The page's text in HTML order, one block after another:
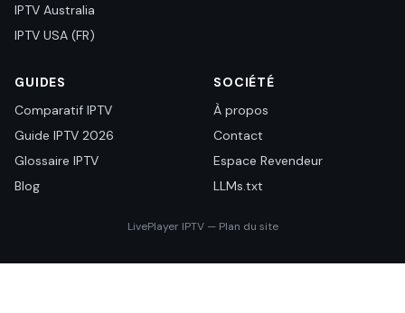
IPTV Australia
IPTV USA (FR)
GUIDES
Comparatif IPTV
Guide IPTV 2026
Glossaire IPTV
Blog
SOCIÉTÉ
À propos
Contact
Espace Revendeur
LLMs.txt
LivePlayer IPTV — Plan du site